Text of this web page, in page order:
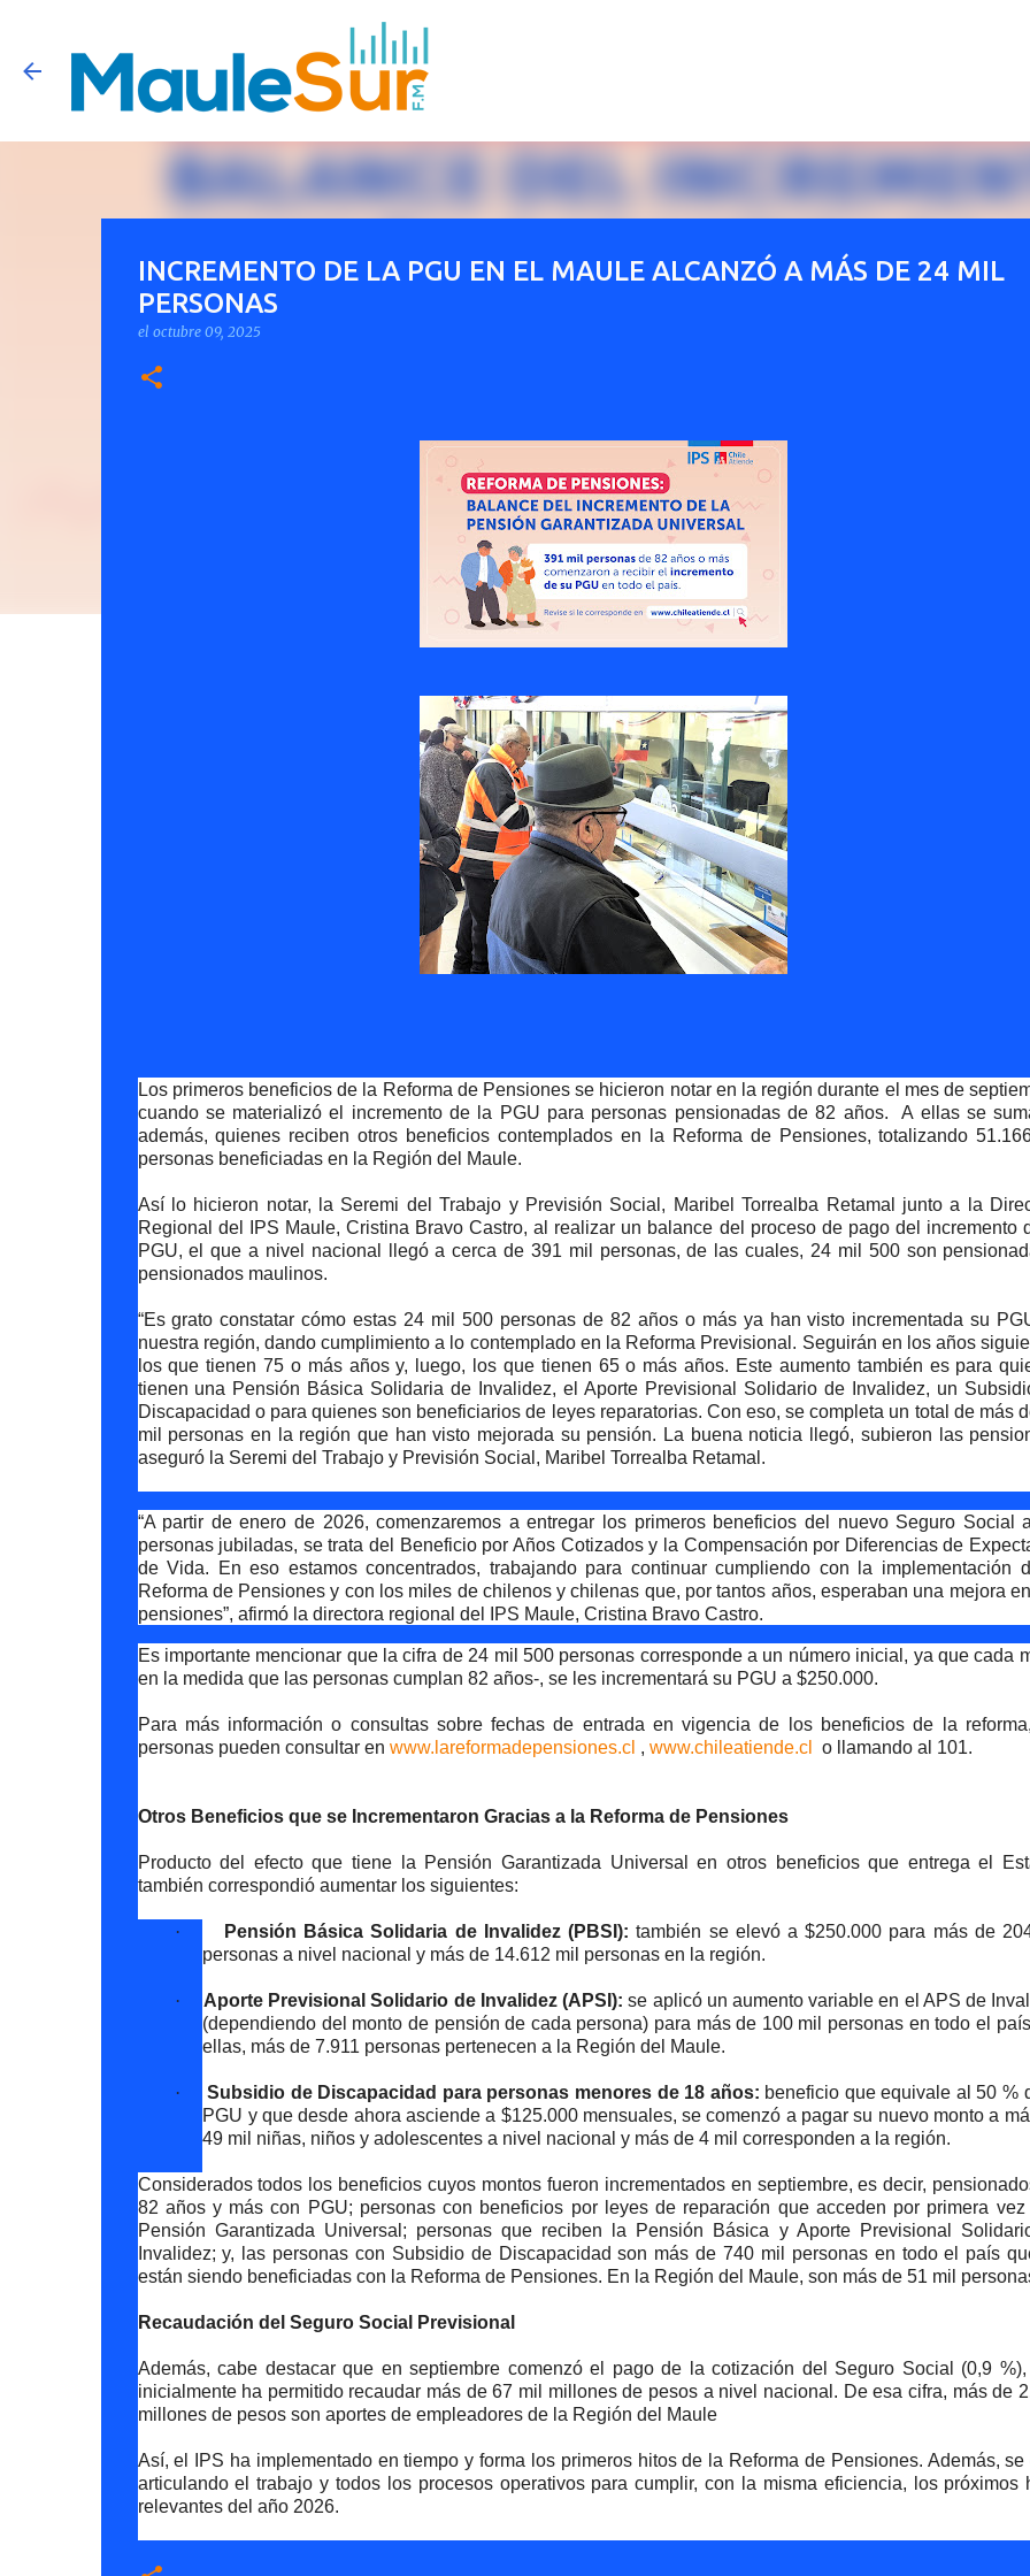
INCREMENTO DE LA PGU EN EL MAULE ALCANZÓ A MÁS DE 24 MIL
PERSONAS
el octubre 09, 2025
Los primeros beneficios de la Reforma de Pensiones se hicieron notar en la región durante el mes de
cuando se materializó el incremento de la PGU para personas pensionadas de 82 años.
A ellas se
además, quienes reciben otros beneficios contemplados en la Reforma de Pensiones, totalizando
personas beneficiadas en la Región del Maule.
Así lo hicieron notar, la Seremi del Trabajo y Previsión Social, Maribel Torrealba Retamal junto a la
Regional del IPS Maule, Cristina Bravo Castro, al realizar un balance del proceso de pago del incremento
PGU, el que a nivel nacional llegó a cerca de 391 mil personas, de las cuales, 24 mil 500 son
pensionados maulinos.
“Es grato constatar cómo estas 24 mil 500 personas de 82 años o más ya han visto incrementada su
nuestra región, dando cumplimiento a lo contemplado en la Reforma Previsional. Seguirán en los años
los que tienen 75 o más años y, luego, los que tienen 65 o más años. Este aumento también es para
tienen una Pensión Básica Solidaria de Invalidez, el Aporte Previsional Solidario de Invalidez, un
Discapacidad o para quienes son beneficiarios de leyes reparatorias. Con eso, se completa un total de más
mil personas en la región que han visto mejorada su pensión. La buena noticia llegó, subieron las
aseguró la Seremi del Trabajo y Previsión Social, Maribel Torrealba Retamal.
“A partir de enero de 2026, comenzaremos a entregar los primeros beneficios del nuevo Seguro Social
personas jubiladas, se trata del Beneficio por Años Cotizados y la Compensación por Diferencias de
de Vida. En eso estamos concentrados, trabajando para continuar cumpliendo con la implementación
Reforma de Pensiones y con los miles de chilenos y chilenas que, por tantos años, esperaban una mejora
pensiones”, afirmó la directora regional del IPS Maule, Cristina Bravo Castro.
Es importante mencionar que la cifra de 24 mil 500 personas corresponde a un número inicial, ya que cada
en la medida que las personas cumplan 82 años-, se les incrementará su PGU a $250.000.
Para más información o consultas sobre fechas de entrada en vigencia de los beneficios de la
personas pueden consultar en www.lareformadepensiones.cl , www.chileatiende.cl o llamando al 101.
Otros Beneficios que se Incrementaron Gracias a la Reforma de Pensiones
Producto del efecto que tiene la Pensión Garantizada Universal en otros beneficios que entrega el
también correspondió aumentar los siguientes:
· Pensión Básica Solidaria de Invalidez (PBSI): también se elevó a $250.000 para más de
personas a nivel nacional y más de 14.612 mil personas en la región.
· Aporte Previsional Solidario de Invalidez (APSI): se aplicó un aumento variable en el APS de
(dependiendo del monto de pensión de cada persona) para más de 100 mil personas en todo el
ellas, más de 7.911 personas pertenecen a la Región del Maule.
· Subsidio de Discapacidad para personas menores de 18 años: beneficio que equivale al 50 %
PGU y que desde ahora asciende a $125.000 mensuales, se comenzó a pagar su nuevo monto a
49 mil niñas, niños y adolescentes a nivel nacional y más de 4 mil corresponden a la región.
Considerados todos los beneficios cuyos montos fueron incrementados en septiembre, es decir,
82 años y más con PGU; personas con beneficios por leyes de reparación que acceden por primera
Pensión Garantizada Universal; personas que reciben la Pensión Básica y Aporte Previsional
Invalidez; y, las personas con Subsidio de Discapacidad son más de 740 mil personas en todo el país
están siendo beneficiadas con la Reforma de Pensiones. En la Región del Maule, son más de 51 mil
Recaudación del Seguro Social Previsional
Además, cabe destacar que en septiembre comenzó el pago de la cotización del Seguro Social (0,9
inicialmente ha permitido recaudar más de 67 mil millones de pesos a nivel nacional. De esa cifra, más de
millones de pesos son aportes de empleadores de la Región del Maule
Así, el IPS ha implementado en tiempo y forma los primeros hitos de la Reforma de Pensiones. Además, se
articulando el trabajo y todos los procesos operativos para cumplir, con la misma eficiencia, los próximos
relevantes del año 2026.